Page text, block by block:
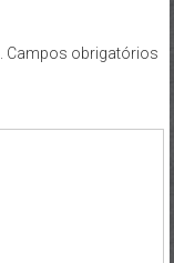
Campos obrigatórios